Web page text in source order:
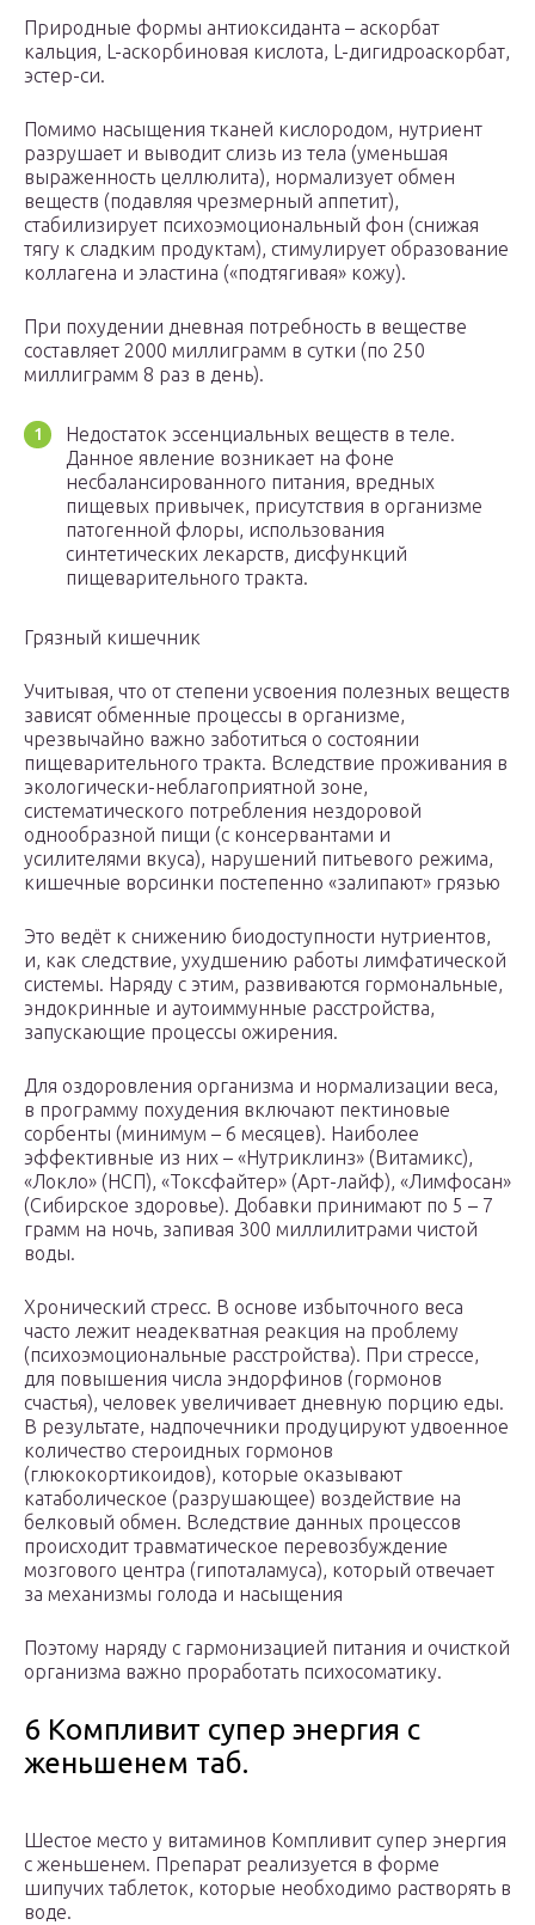
Природные формы антиоксиданта – аскорбат
кальция, L-аскорбиновая кислота, L-дигидроаскорбат,
эстер-си.
Помимо насыщения тканей кислородом, нутриент
разрушает и выводит слизь из тела (уменьшая
выраженность целлюлита), нормализует обмен
веществ (подавляя чрезмерный аппетит),
стабилизирует психоэмоциональный фон (снижая
тягу к сладким продуктам), стимулирует образование
коллагена и эластина («подтягивая» кожу).
При похудении дневная потребность в веществе
составляет 2000 миллиграмм в сутки (по 250
миллиграмм 8 раз в день).
Недостаток эссенциальных веществ в теле.
Данное явление возникает на фоне
несбалансированного питания, вредных
пищевых привычек, присутствия в организме
патогенной флоры, использования
синтетических лекарств, дисфункций
пищеварительного тракта.
Грязный кишечник
Учитывая, что от степени усвоения полезных веществ
зависят обменные процессы в организме,
чрезвычайно важно заботиться о состоянии
пищеварительного тракта. Вследствие проживания в
экологически-неблагоприятной зоне,
систематического потребления нездоровой
однообразной пищи (с консервантами и
усилителями вкуса), нарушений питьевого режима,
кишечные ворсинки постепенно «залипают» грязью
Это ведёт к снижению биодоступности нутриентов,
и, как следствие, ухудшению работы лимфатической
системы. Наряду с этим, развиваются гормональные,
эндокринные и аутоиммунные расстройства,
запускающие процессы ожирения.
Для оздоровления организма и нормализации веса,
в программу похудения включают пектиновые
сорбенты (минимум – 6 месяцев). Наиболее
эффективные из них – «Нутриклинз» (Витамикс),
«Локло» (НСП), «Токсфайтер» (Арт-лайф), «Лимфосан»
(Сибирское здоровье). Добавки принимают по 5 – 7
грамм на ночь, запивая 300 миллилитрами чистой
воды.
Хронический стресс. В основе избыточного веса
часто лежит неадекватная реакция на проблему
(психоэмоциональные расстройства). При стрессе,
для повышения числа эндорфинов (гормонов
счастья), человек увеличивает дневную порцию еды.
В результате, надпочечники продуцируют удвоенное
количество стероидных гормонов
(глюкокортикоидов), которые оказывают
катаболическое (разрушающее) воздействие на
белковый обмен. Вследствие данных процессов
происходит травматическое перевозбуждение
мозгового центра (гипоталамуса), который отвечает
за механизмы голода и насыщения
Поэтому наряду с гармонизацией питания и очисткой
организма важно проработать психосоматику.
6 Компливит супер энергия с
женьшенем таб.
Шестое место у витаминов Компливит супер энергия
с женьшенем. Препарат реализуется в форме
шипучих таблеток, которые необходимо растворять в
воде.